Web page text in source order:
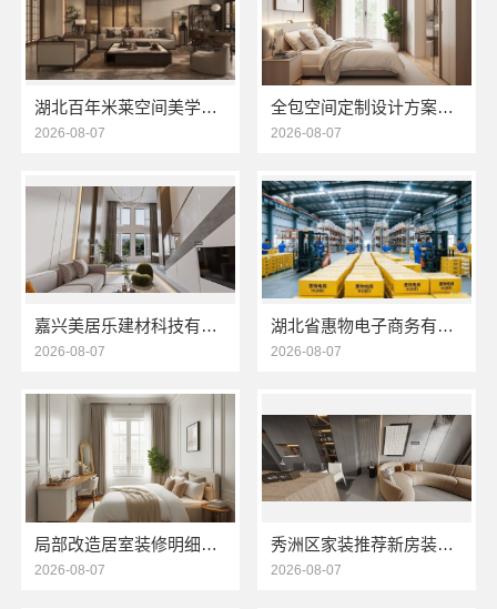
湖北百年米莱空间美学装饰材料有限公司｜鄂州有设计感装修公司实景案例
2026-08-07
全包空间定制设计方案，江西圣匠新型环保材料有限公司
2026-08-07
嘉兴美居乐建材科技有限公司新房装修收费
2026-08-07
湖北省惠物电子商务有限公司最新生鲜食品网站价格解读
2026-08-07
局部改造居室装修明细报价看海南万赢饰家
2026-08-07
秀洲区家装推荐新房装修，嘉兴锦居装饰材料有限公司品质保障
2026-08-07